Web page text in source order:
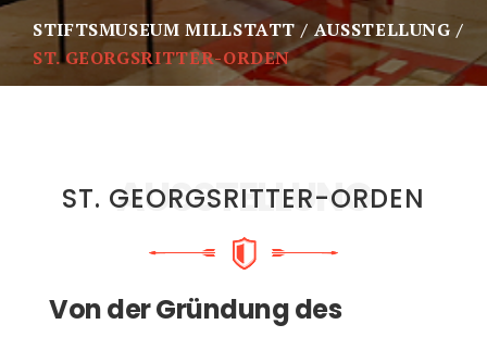
STIFTSMUSEUM MILLSTATT
AUSSTELLUNG
ST. GEORGSRITTER-ORDEN
AUSSTELLUNG
ST. GEORGSRITTER-ORDEN
Von der Gründung des